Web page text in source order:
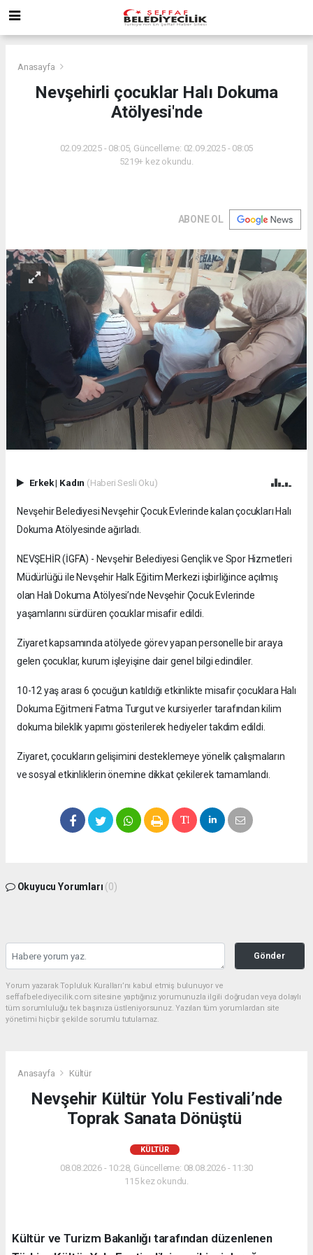
Anasayfa
Nevşehirli çocuklar Halı Dokuma
Atölyesi'nde
02.09.2025 - 08:05, Güncelleme: 02.09.2025 - 08:05
5219+ kez okundu.
ABONE OL
Erkek| Kadın (Haberi Sesli Oku)
Nevşehir Belediyesi Nevşehir Çocuk Evlerinde kalan çocukları Halı
Dokuma Atölyesinde ağırladı.
NEVŞEHİR (İGFA) - Nevşehir Belediyesi Gençlik ve Spor Hizmetleri
Müdürlüğü ile Nevşehir Halk Eğitim Merkezi işbirliğince açılmış
olan Halı Dokuma Atölyesi’nde Nevşehir Çocuk Evlerinde
yaşamlarını sürdüren çocuklar misafir edildi.
Ziyaret kapsamında atölyede görev yapan personelle bir araya
gelen çocuklar, kurum işleyişine dair genel bilgi edindiler.
10-12 yaş arası 6 çocuğun katıldığı etkinlikte misafir çocuklara Halı
Dokuma Eğitmeni Fatma Turgut ve kursiyerler tarafından kilim
dokuma bileklik yapımı gösterilerek hediyeler takdim edildi.
Ziyaret, çocukların gelişimini desteklemeye yönelik çalışmaların
ve sosyal etkinliklerin önemine dikkat çekilerek tamamlandı.
Okuyucu Yorumları (0)
Gönder
Yorum yazarak Topluluk Kuralları’nı kabul etmiş bulunuyor ve
seffafbelediyecilik.com sitesine yaptığınız yorumunuzla ilgili doğrudan veya dolaylı
tüm sorumluluğu tek başınıza üstleniyorsunuz. Yazılan tüm yorumlardan site
yönetimi hiçbir şekilde sorumlu tutulamaz.
Anasayfa Kültür
Nevşehir Kültür Yolu Festivali’nde
Toprak Sanata Dönüştü
KÜLTÜR
08.08.2026 - 10:28, Güncelleme: 08.08.2026 - 11:30
115 kez okundu.
Kültür ve Turizm Bakanlığı tarafından düzenlenen